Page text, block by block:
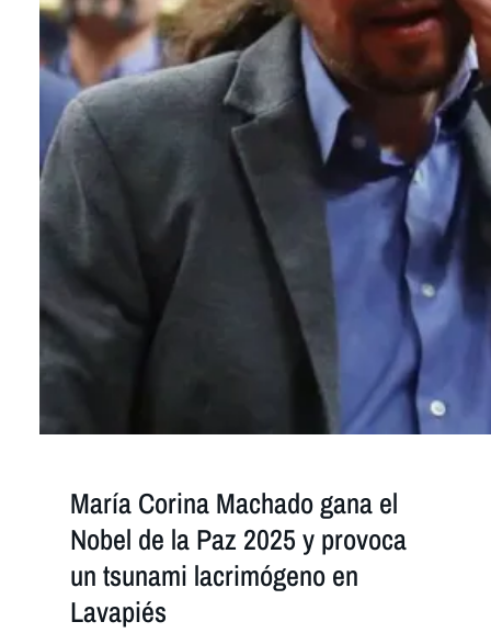
María Corina Machado gana el
Nobel de la Paz 2025 y provoca
un tsunami lacrimógeno en
Lavapiés